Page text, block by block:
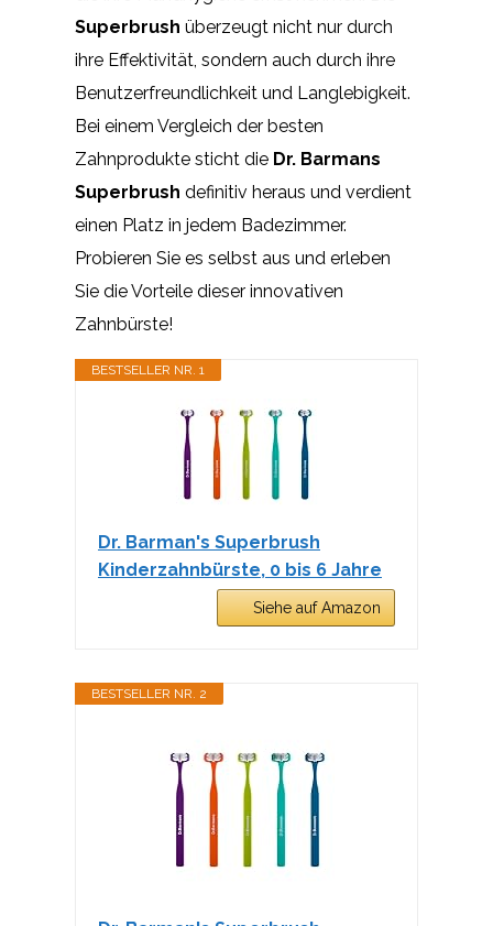
Superbrush überzeugt nicht nur durch
ihre Effektivität, sondern auch durch ihre
Benutzerfreundlichkeit und Langlebigkeit.
Bei einem Vergleich der besten
Zahnprodukte sticht die Dr. Barmans
Superbrush definitiv heraus und verdient
einen Platz in jedem Badezimmer.
Probieren Sie es selbst aus und erleben
Sie die Vorteile dieser innovativen
Zahnbürste!
BESTSELLER NR. 1
Dr. Barman's Superbrush
Kinderzahnbürste, 0 bis 6 Jahre
Siehe auf Amazon
BESTSELLER NR. 2